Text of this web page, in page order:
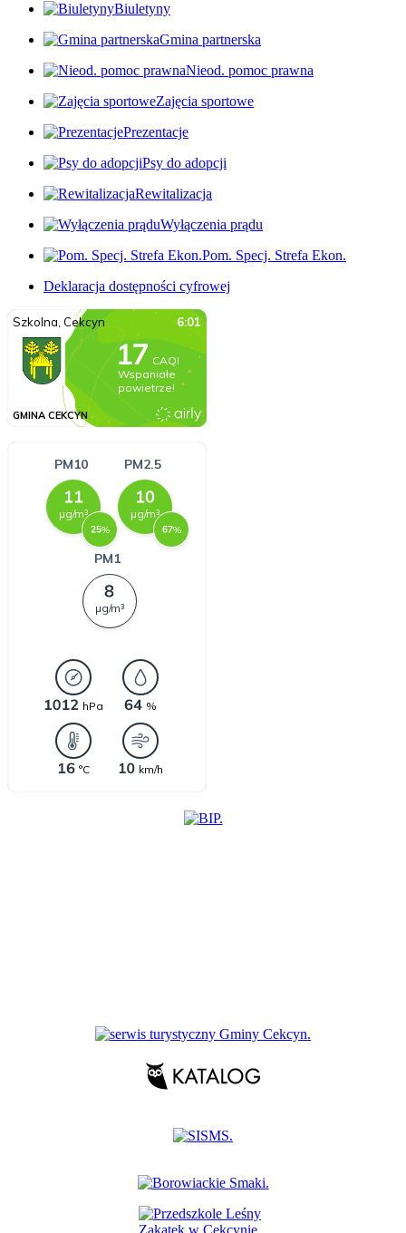
Biuletyny
Gmina partnerska
Nieod. pomoc prawna
Zajęcia sportowe
Prezentacje
Psy do adopcji
Rewitalizacja
Wyłączenia prądu
Pom. Specj. Strefa Ekon.
Deklaracja dostępności cyfrowej